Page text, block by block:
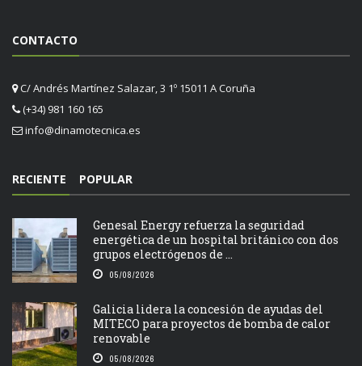
CONTACTO
C/ Andrés Martínez Salazar, 3 1º 15011 A Coruña
(+34) 981 160 165
info@dinamotecnica.es
RECIENTE POPULAR
Genesal Energy refuerza la seguridad
energética de un hospital británico con dos
grupos electrógenos de ...
05/08/2026
Galicia lidera la concesión de ayudas del
MITECO para proyectos de bomba de calor
renovable
05/08/2026